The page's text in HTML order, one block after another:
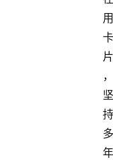
用
卡
片
，
坚
持
多
年